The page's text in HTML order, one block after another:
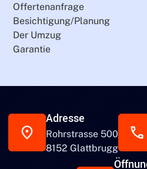
Offertenanfrage
Besichtigung/Planung
Der Umzug
Garantie
Adresse
Rohrstrasse 500
8152 Glattbrugg